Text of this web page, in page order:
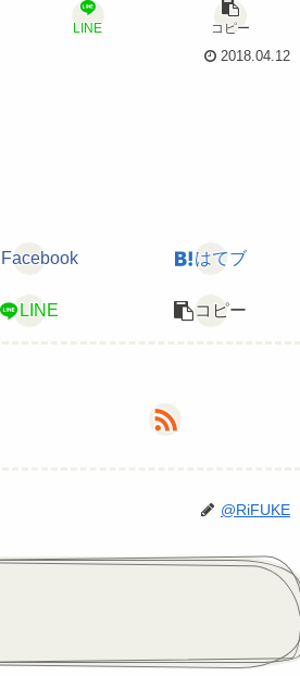
LINE
コピー
2018.04.12
Facebook はてブ
LINE コピー
@RiFUKE